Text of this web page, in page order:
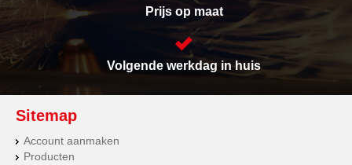
Prijs op maat
Volgende werkdag in huis
Sitemap
Account aanmaken
Producten